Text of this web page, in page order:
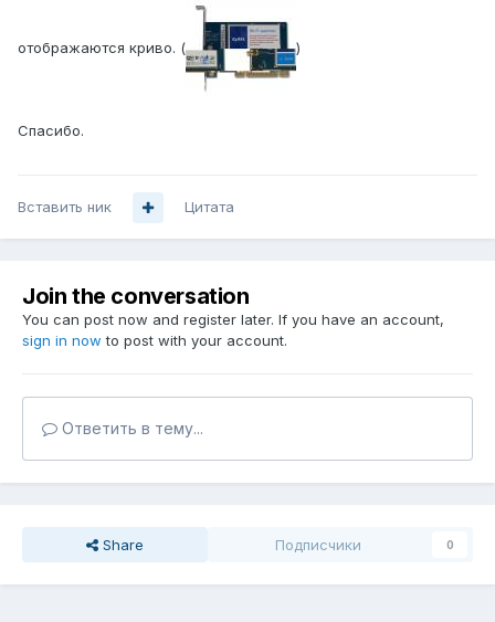
отображаются криво. ( )
Спасибо.
Вставить ник Цитата
Join the conversation
You can post now and register later. If you have an account,
sign in now to post with your account.
Ответить в тему...
Share Подписчики 0